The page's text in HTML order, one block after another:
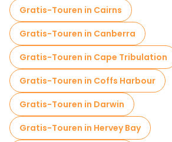
Gratis-Touren in Cairns
Gratis-Touren in Canberra
Gratis-Touren in Cape Tribulation
Gratis-Touren in Coffs Harbour
Gratis-Touren in Darwin
Gratis-Touren in Hervey Bay